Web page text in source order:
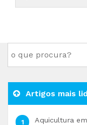
Artigos mais
Aquicultura